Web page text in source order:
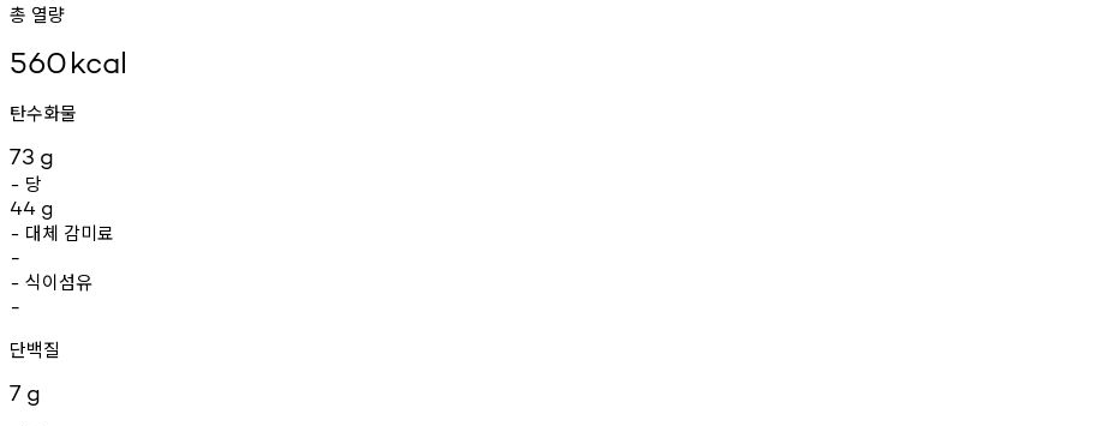
총 열량
560kcal
탄수화물
73 g
- 당
44 g
- 대체 감미료
-
- 식이섬유
-
단백질
7 g